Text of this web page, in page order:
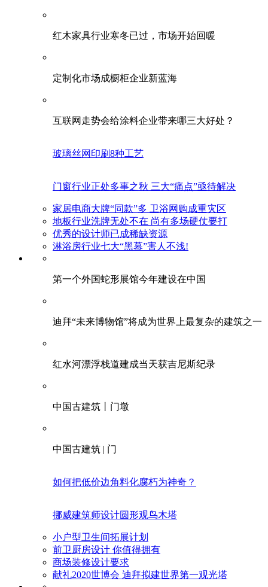
红木家具行业寒冬已过，市场开始回暖
定制化市场成橱柜企业新蓝海
互联网走势会给涂料企业带来哪三大好处？
玻璃丝网印刷8种工艺
门窗行业正处多事之秋 三大“痛点”亟待解决
家居电商大牌“同款”多 卫浴网购成重灾区
地板行业洗牌无处不在 尚有多场硬仗要打
优秀的设计师已成稀缺资源
淋浴房行业七大“黑幕”害人不浅!
第一个外国蛇形展馆今年建设在中国
迪拜“未来博物馆”将成为世界上最复杂的建筑之一
红水河漂浮栈道建成当天获吉尼斯纪录
中国古建筑丨门墩
中国古建筑 | 门
如何把低价边角料化腐朽为神奇？
挪威建筑师设计圆形观鸟木塔
小户型卫生间拓展计划
前卫厨房设计 你值得拥有
商场装修设计要求
献礼2020世博会 迪拜拟建世界第一观光塔